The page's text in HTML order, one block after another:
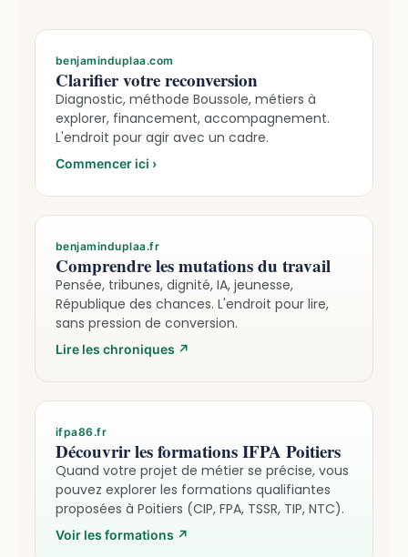
benjaminduplaa.com
Clarifier votre reconversion
Diagnostic, méthode Boussole, métiers à
explorer, financement, accompagnement.
L'endroit pour agir avec un cadre.
Commencer ici ›
benjaminduplaa.fr
Comprendre les mutations du travail
Pensée, tribunes, dignité, IA, jeunesse,
République des chances. L'endroit pour lire,
sans pression de conversion.
Lire les chroniques ↗
ifpa86.fr
Découvrir les formations IFPA Poitiers
Quand votre projet de métier se précise, vous
pouvez explorer les formations qualifiantes
proposées à Poitiers (CIP, FPA, TSSR, TIP, NTC).
Voir les formations ↗